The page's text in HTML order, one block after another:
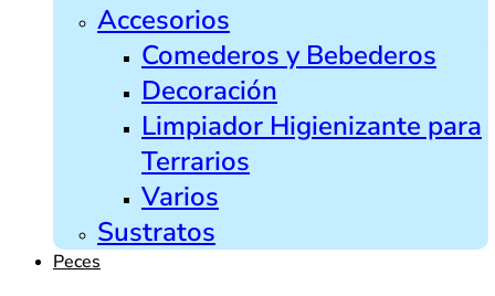
Accesorios
Comederos y Bebederos
Decoración
Limpiador Higienizante para
Terrarios
Varios
Sustratos
Peces